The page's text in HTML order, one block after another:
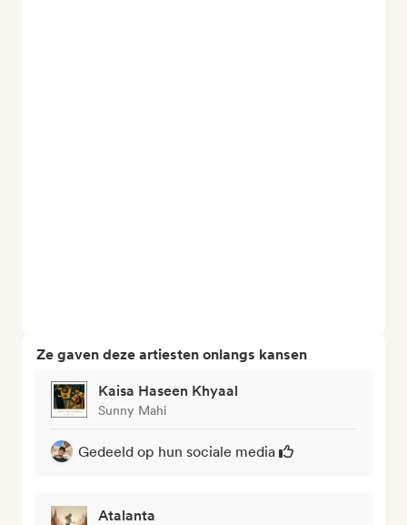
Ze gaven deze artiesten onlangs kansen
Kaisa Haseen Khyaal
Sunny Mahi
Gedeeld op hun sociale media
Atalanta